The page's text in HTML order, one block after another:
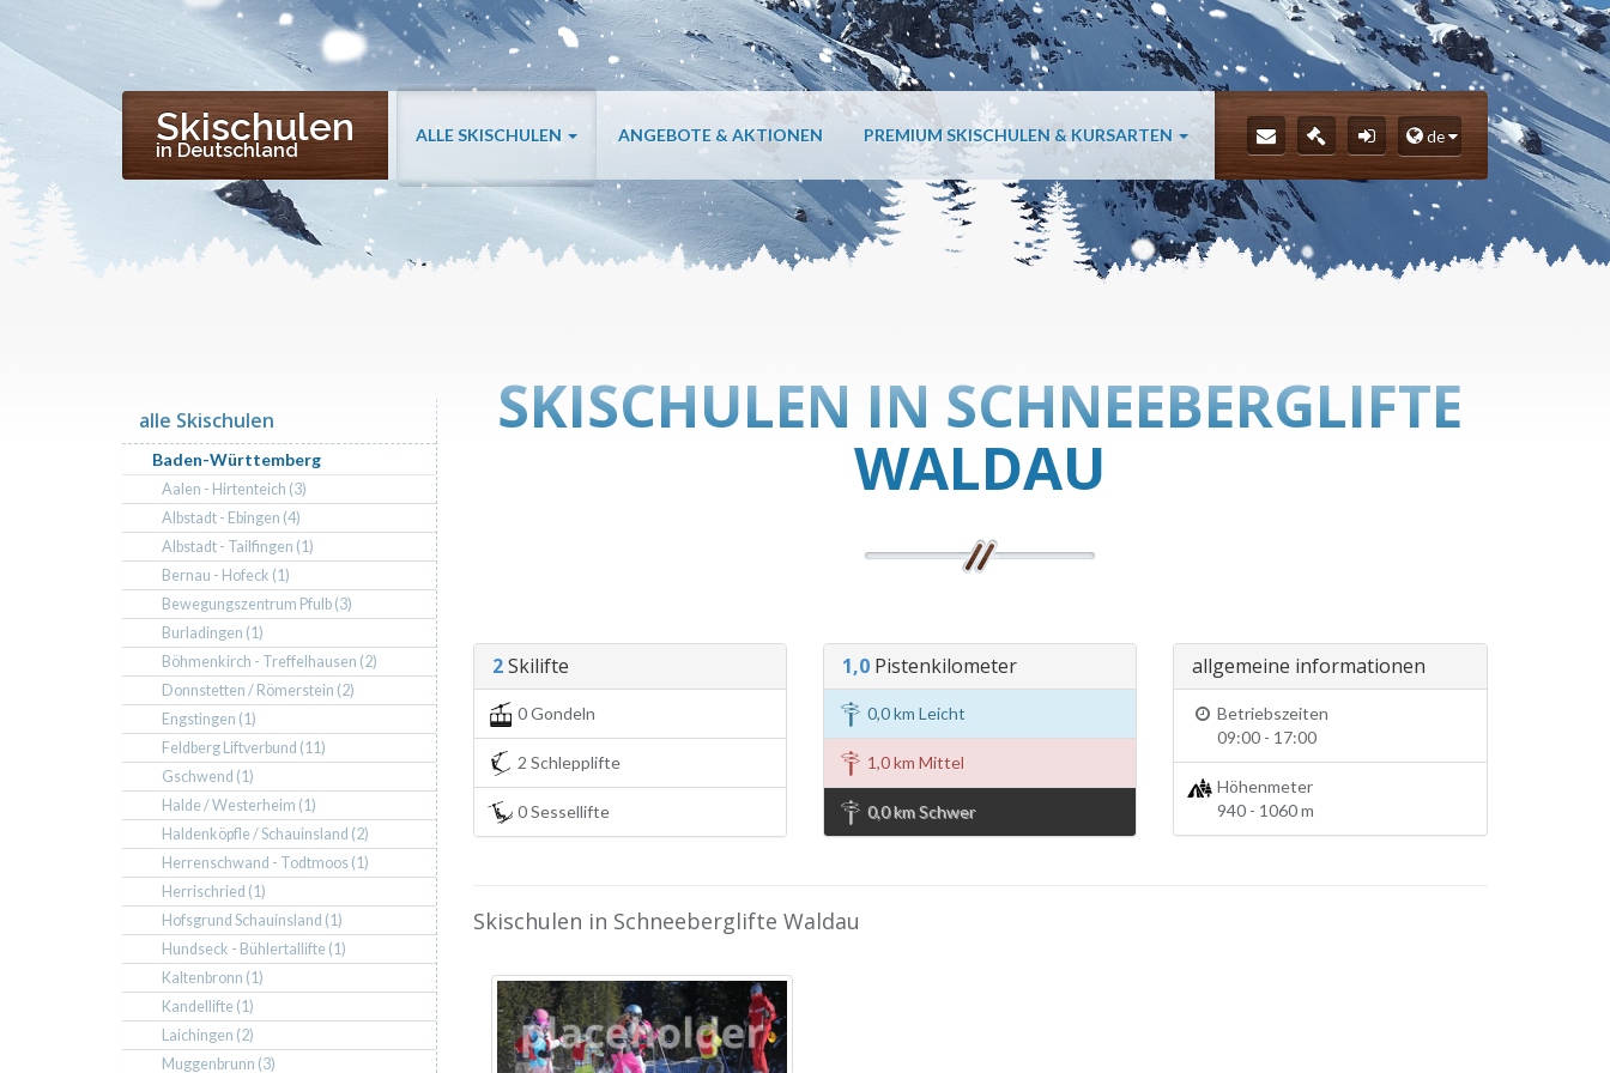
Skischulen
in Deutschland
ALLE SKISCHULEN ANGEBOTE & AKTIONEN PREMIUM SKISCHULEN & KURSARTEN de
SKISCHULEN IN SCHNEEBERGLIFTE
WALDAU
2Skilifte
0 Gondeln
2 Schlepplifte
0 Sessellifte
1,0Pistenkilometer
0,0 km Leicht
1,0 km Mittel
0,0 km Schwer
allgemeine informationen
Betriebszeiten
09:00 - 17:00
Höhenmeter
940 - 1060 m
Skischulen in Schneeberglifte Waldau
alle Skischulen
Baden-Württemberg
Aalen - Hirtenteich (3)
Albstadt - Ebingen (4)
Albstadt - Tailfingen (1)
Bernau - Hofeck (1)
Bewegungszentrum Pfulb (3)
Burladingen (1)
Böhmenkirch - Treffelhausen (2)
Donnstetten / Römerstein (2)
Engstingen (1)
Feldberg Liftverbund (11)
Gschwend (1)
Halde / Westerheim (1)
Haldenköpfle / Schauinsland (2)
Herrenschwand - Todtmoos (1)
Herrischried (1)
Hofsgrund Schauinsland (1)
Hundseck - Bühlertallifte (1)
Kaltenbronn (1)
Kandellifte (1)
Laichingen (2)
Muggenbrunn (3)